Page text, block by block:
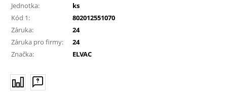
Jednotka:
ks
Kód 1:
802012551070
Záruka:
24
Záruka pro firmy:
24
Značka:
ELVAC